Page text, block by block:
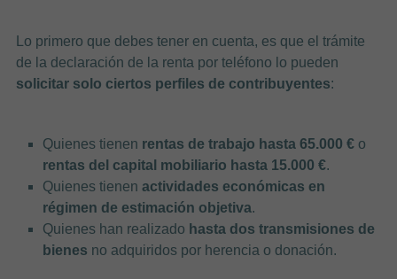
Lo primero que debes tener en cuenta, es que el trámite
de la declaración de la renta por teléfono lo pueden
solicitar solo ciertos perfiles de contribuyentes:
Quienes tienen rentas de trabajo hasta 65.000 € o
rentas del capital mobiliario hasta 15.000 €.
Quienes tienenactividades económicas en
régimen de estimación objetiva.
Quienes han realizado hasta dos transmisiones de
bienes no adquiridos por herencia o donación.